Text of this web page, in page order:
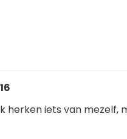
herken iets van